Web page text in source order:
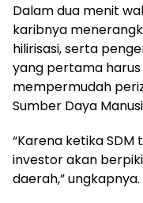
Dalam dua menit
karibnya
hilirisasi, serta
yang pertama
mempermudah
Sumber Daya
“Karena ketika
investor akan
daerah,” ungkapnya.